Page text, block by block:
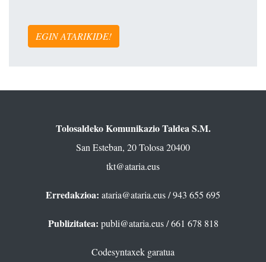
EGIN ATARIKIDE!
Tolosaldeko Komunikazio Taldea S.M.
San Esteban, 20 Tolosa 20400
tkt@ataria.eus
Erredakzioa: ataria@ataria.eus/ 943 655 695
Publizitatea: publi@ataria.eus/ 661 678 818
Codesyntaxek garatua